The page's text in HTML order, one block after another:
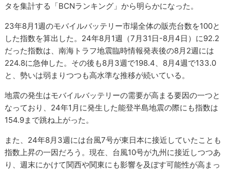
タを集計する「BCNランキング」から明らかになった。
23年8月1週のモバイルバッテリー市場全体の販売台数を100と
した指数を算出した。24年8月1週（7月31日-8月4日）に92.2
だった指数は、南海トラフ地震臨時情報発表後の8月2週には
224.8に急伸した。その後も8月3週で198.4、8月4週で133.0
と、勢いは弱まりつつも高水準な推移が続いている。
地震の発生はモバイルバッテリーの需要が高まる要因の一つと
なっており、24年1月に発生した能登半島地震の際にも指数は
154.9まで跳ね上がった。
また、24年8月3週には台風7号が東日本に接近していたことも
指数上昇の一因だろう。現在、台風10号が九州に接近しつつあ
り、週末にかけて関西や関東にも影響を及ぼす可能性が高まっ